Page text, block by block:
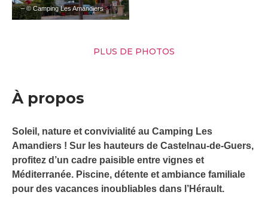
– © Camping Les Amandiers
PLUS DE PHOTOS
À propos
Soleil, nature et convivialité au Camping Les
Amandiers ! Sur les hauteurs de Castelnau-de-Guers,
profitez d’un cadre paisible entre vignes et
Méditerranée. Piscine, détente et ambiance familiale
pour des vacances inoubliables dans l’Hérault.